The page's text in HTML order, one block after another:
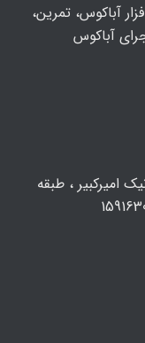
آباکوس، تمرین،
آباکوس
امیرکبیر ، طبقه